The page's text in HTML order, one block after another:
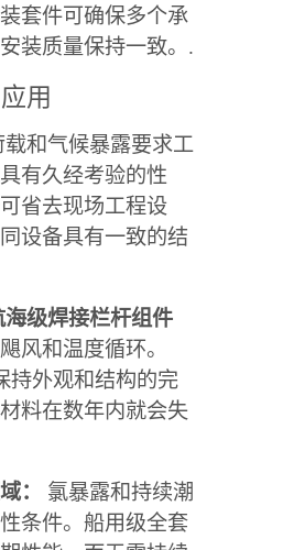
套件可确保多个承
装质量保持一致。.
用
和气候暴露要求工
有久经考验的性
省去现场工程设
设备具有一致的结
海级焊接栏杆组件
风和温度循环。
持外观和结构的完
料在数年内就会失
：
氯暴露和持续潮
条件。船用级全套